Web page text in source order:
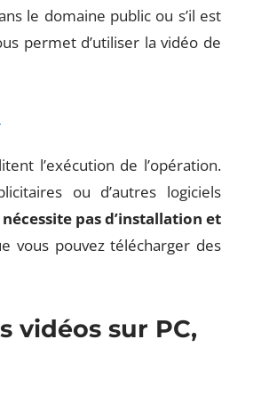
le domaine public ou s’il est
permet d’utiliser la vidéo de
l’exécution de l’opération.
ou d’autres logiciels
pas d’installation et
vous pouvez télécharger des
vidéos sur PC,